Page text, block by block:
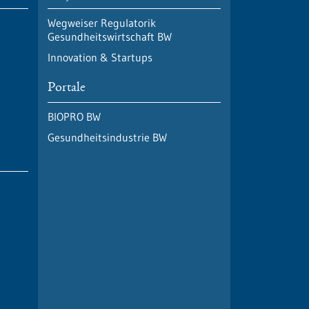
Wegweiser Regulatorik
Gesundheitswirtschaft BW
Innovation & Startups
Portale
BIOPRO BW
Gesundheitsindustrie BW